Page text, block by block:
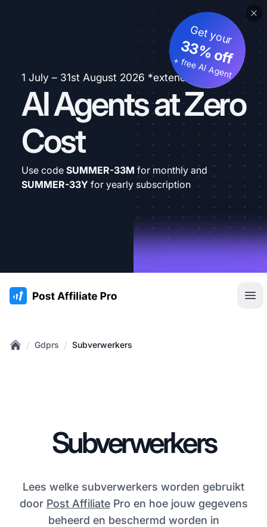
1 July – 31st August 2026 *extended
AI Agents at Zero
Cost
Get your
33% off
+ free AI Agent
Use code SUMMER-33M for monthly and
SUMMER-33Y for yearly subscription
:site.title
/ Gdprs / Subverwerkers
Subverwerkers
Lees welke subverwerkers worden gebruikt
door Post AffiliatePro en hoe jouw gegevens
beheerd en beschermd worden in